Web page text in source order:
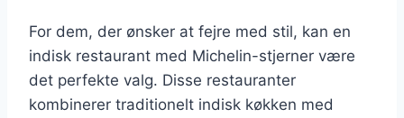
For dem, der ønsker at fejre med stil, kan en
indisk restaurant med Michelin-stjerner være
det perfekte valg. Disse restauranter
kombinerer traditionelt indisk køkken med